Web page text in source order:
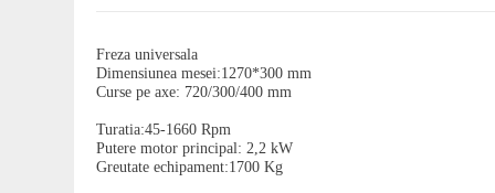
Freza universala
Dimensiunea mesei:1270*300 mm
Curse pe axe: ‪720/300/400‬ mm
Turatia:45-1660 Rpm
Putere motor principal: 2,2 kW
Greutate echipament:1700 Kg